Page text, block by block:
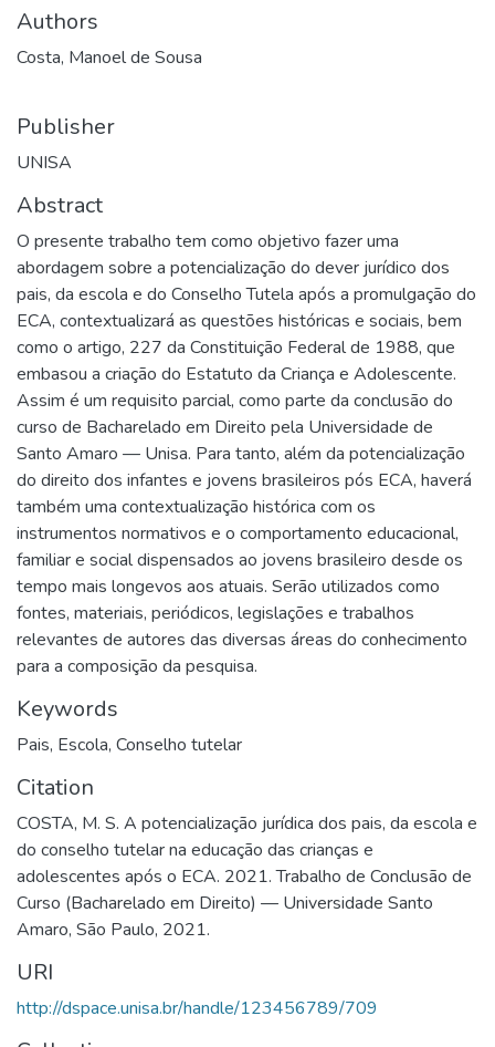
Authors
Costa, Manoel de Sousa
Publisher
UNISA
Abstract
O presente trabalho tem como objetivo fazer uma
abordagem sobre a potencialização do dever jurídico dos
pais, da escola e do Conselho Tutela após a promulgação do
ECA, contextualizará as questões históricas e sociais, bem
como o artigo, 227 da Constituição Federal de 1988, que
embasou a criação do Estatuto da Criança e Adolescente.
Assim é um requisito parcial, como parte da conclusão do
curso de Bacharelado em Direito pela Universidade de
Santo Amaro — Unisa. Para tanto, além da potencialização
do direito dos infantes e jovens brasileiros pós ECA, haverá
também uma contextualização histórica com os
instrumentos normativos e o comportamento educacional,
familiar e social dispensados ao jovens brasileiro desde os
tempo mais longevos aos atuais. Serão utilizados como
fontes, materiais, periódicos, legislações e trabalhos
relevantes de autores das diversas áreas do conhecimento
para a composição da pesquisa.
Keywords
Pais, Escola, Conselho tutelar
Citation
COSTA, M. S. A potencialização jurídica dos pais, da escola e
do conselho tutelar na educação das crianças e
adolescentes após o ECA. 2021. Trabalho de Conclusão de
Curso (Bacharelado em Direito) — Universidade Santo
Amaro, São Paulo, 2021.
URI
http://dspace.unisa.br/handle/123456789/709